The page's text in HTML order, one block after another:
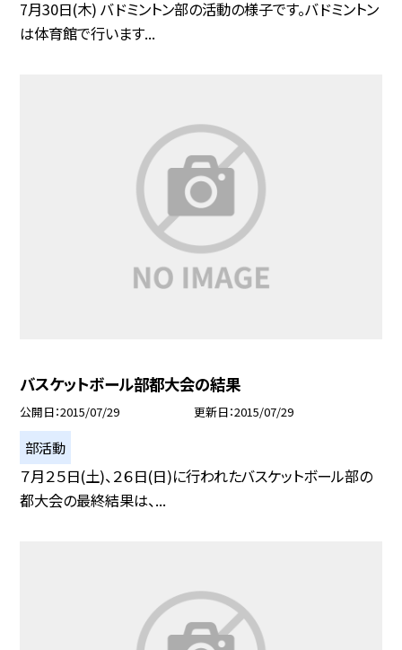
7月30日(木) バドミントン部の活動の様子です。バドミントン
は体育館で行います...
バスケットボール部都大会の結果
公開日 2015/07/29 更新日 2015/07/29
部活動
７月２５日(土)、２６日(日)に行われたバスケットボール部の
都大会の最終結果は、...